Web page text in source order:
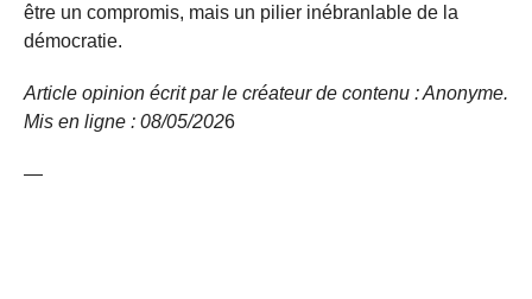
être un compromis, mais un pilier inébranlable de la
démocratie.
Article opinion écrit par le créateur de contenu : Anonyme.
Mis en ligne : 08/05/2026
—